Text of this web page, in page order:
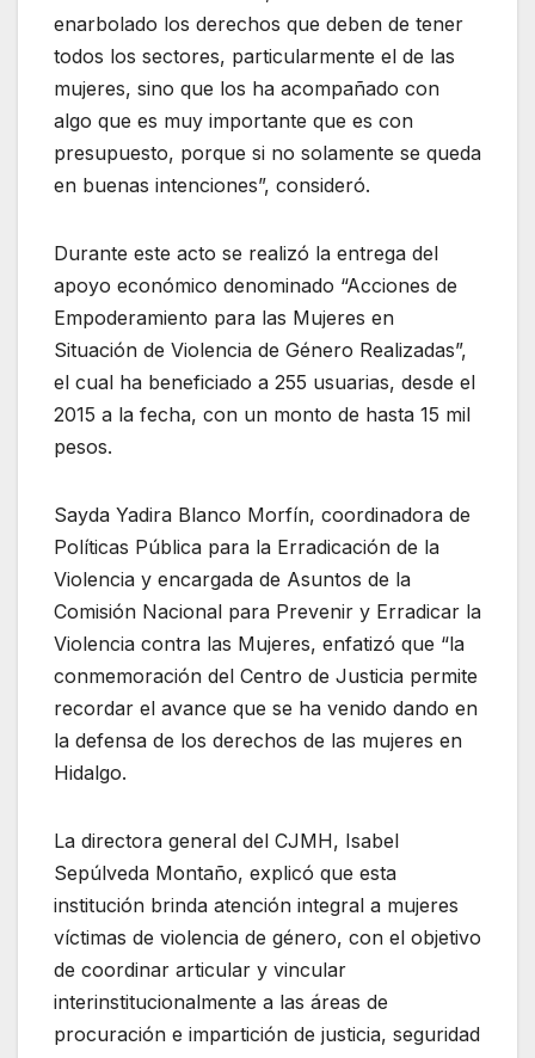
enarbolado los derechos que deben de tener
todos los sectores, particularmente el de las
mujeres, sino que los ha acompañado con
algo que es muy importante que es con
presupuesto, porque si no solamente se queda
en buenas intenciones”, consideró.
Durante este acto se realizó la entrega del
apoyo económico denominado “Acciones de
Empoderamiento para las Mujeres en
Situación de Violencia de Género Realizadas”,
el cual ha beneficiado a 255 usuarias, desde el
2015 a la fecha, con un monto de hasta 15 mil
pesos.
Sayda Yadira Blanco Morfín, coordinadora de
Políticas Pública para la Erradicación de la
Violencia y encargada de Asuntos de la
Comisión Nacional para Prevenir y Erradicar la
Violencia contra las Mujeres, enfatizó que “la
conmemoración del Centro de Justicia permite
recordar el avance que se ha venido dando en
la defensa de los derechos de las mujeres en
Hidalgo.
La directora general del CJMH, Isabel
Sepúlveda Montaño, explicó que esta
institución brinda atención integral a mujeres
víctimas de violencia de género, con el objetivo
de coordinar articular y vincular
interinstitucionalmente a las áreas de
procuración e impartición de justicia, seguridad